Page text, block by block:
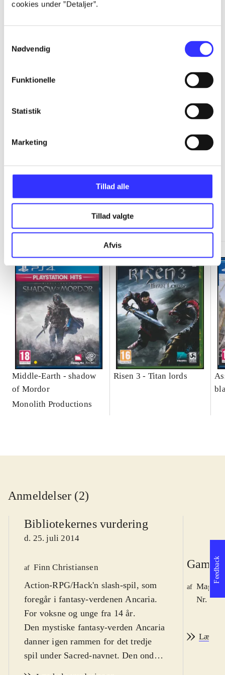
cookies under ”Detaljer”.
Nødvendig
Funktionelle
Statistik
Marketing
Tillad alle
Tillad valgte
Afvis
...
...
...
Middle-Earth - shadow
of Mordor
Monolith Productions
Risen 3 - Titan lords
Anmeldelser (2)
Bibliotekernes vurdering
d. 25. juli 2014
af Finn Christiansen
Action-RPG/Hack'n slash-spil, som
foregår i fantasy-verdenen Ancaria.
For voksne og unge fra 14 år.
Den mystiske fantasy-verden Ancaria
danner igen rammen for det tredje
spil under Sacred-navnet. Den onde
Game
af
Nr.
Læs
Feedback